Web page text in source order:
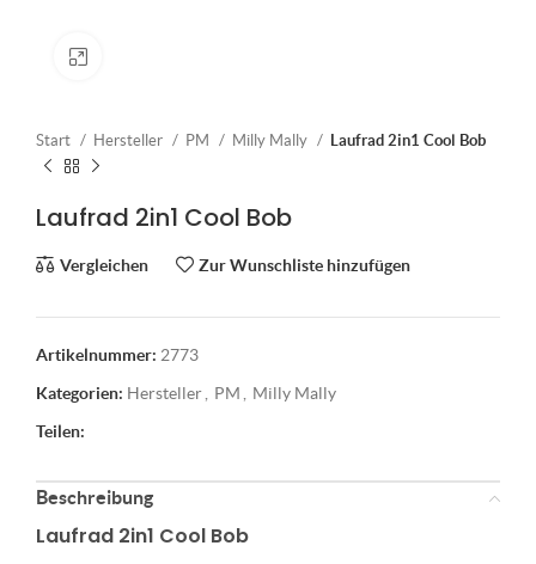
Start Hersteller PM Milly Mally Laufrad 2in1 Cool Bob
Laufrad 2in1 Cool Bob
Vergleichen Zur Wunschliste hinzufügen
Artikelnummer: 2773
Kategorien: Hersteller PM
Milly Mally
Teilen:
Beschreibung
Laufrad 2in1 Cool Bob